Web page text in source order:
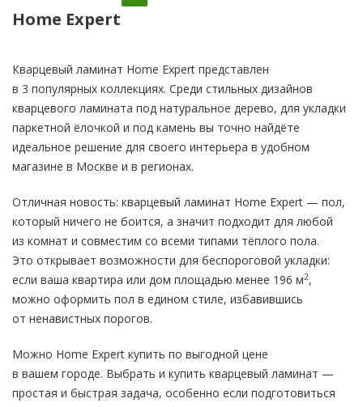
Home Expert
Кварцевый ламинат Home Expert представлен
в 3 популярных коллекциях. Среди стильных дизайнов
кварцевого ламината под натуральное дерево, для укладки
паркетной ёлочкой и под камень вы точно найдёте
идеальное решение для своего интерьера в удобном
магазине в Москве и в регионах.
Отличная новость: кварцевый ламинат Home Expert — пол,
который ничего не боится, а значит подходит для любой
из комнат и совместим со всеми типами тёплого пола.
Это открывает возможности для беспороговой укладки:
если ваша квартира или дом площадью менее 196 м2,
можно оформить пол в едином стиле, избавившись
от ненавистных порогов.
Можно Home Expert купить по выгодной цене
в вашем городе. Выбрать и купить кварцевый ламинат —
простая и быстрая задача, особенно если подготовиться